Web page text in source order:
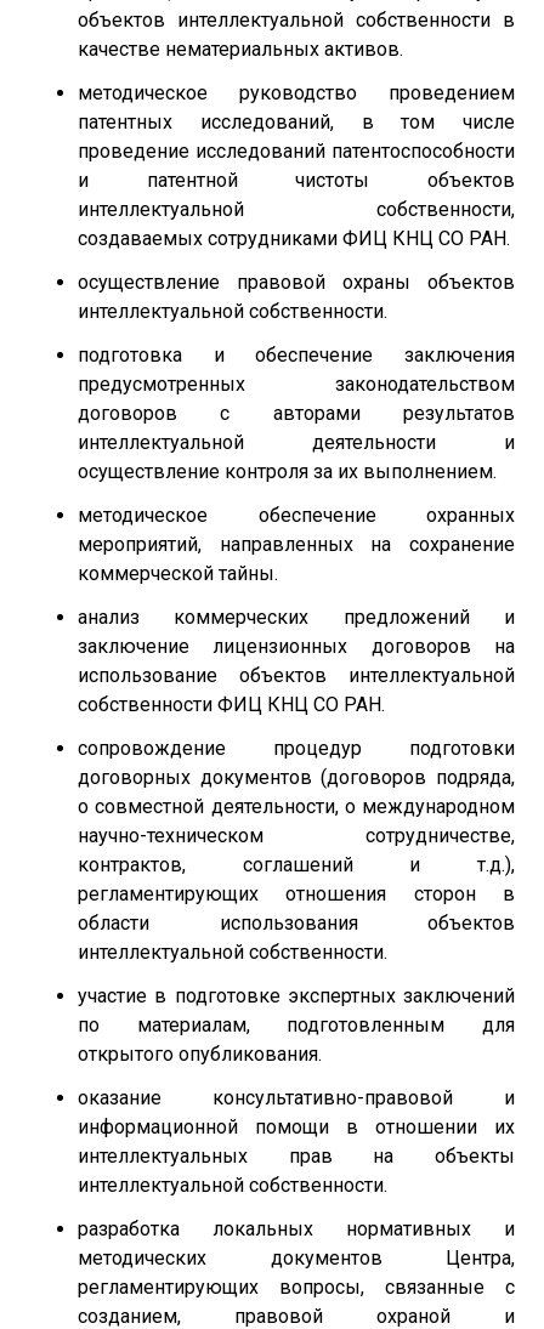
объектов интеллектуальной собственности в
качестве нематериальных активов.
методическое руководство проведением
патентных исследований, в том числе
проведение исследований патентоспособности
и патентной чистоты объектов
интеллектуальной собственности,
создаваемых сотрудниками ФИЦ КНЦ СО РАН.
осуществление правовой охраны объектов
интеллектуальной собственности.
подготовка и обеспечение заключения
предусмотренных законодательством
договоров с авторами результатов
интеллектуальной деятельности и
осуществление контроля за их выполнением.
методическое обеспечение охранных
мероприятий, направленных на сохранение
коммерческой тайны.
анализ коммерческих предложений и
заключение лицензионных договоров на
использование объектов интеллектуальной
собственности ФИЦ КНЦ СО РАН.
сопровождение процедур подготовки
договорных документов (договоров подряда,
о совместной деятельности, о международном
научно-техническом сотрудничестве,
контрактов, соглашений и т.д.),
регламентирующих отношения сторон в
области использования объектов
интеллектуальной собственности.
участие в подготовке экспертных заключений
по материалам, подготовленным для
открытого опубликования.
оказание консультативно-правовой и
информационной помощи в отношении их
интеллектуальных прав на объекты
интеллектуальной собственности.
разработка локальных нормативных и
методических документов Центра,
регламентирующих вопросы, связанные с
созданием, правовой охраной и